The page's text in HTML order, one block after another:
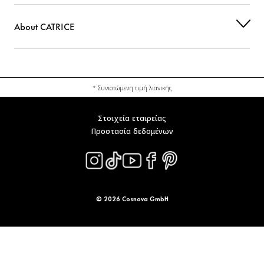
About CATRICE
* Συνιστώμενη τιμή λιανικής
Στοιχεία εταιρείας
Προστασία δεδομένων
© 2026 Cosnova GmbH